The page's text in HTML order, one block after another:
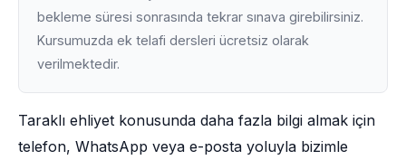
bekleme süresi sonrasında tekrar sınava girebilirsiniz.
Kursumuzda ek telafi dersleri ücretsiz olarak
verilmektedir.
Taraklı ehliyet konusunda daha fazla bilgi almak için
telefon, WhatsApp veya e-posta yoluyla bizimle